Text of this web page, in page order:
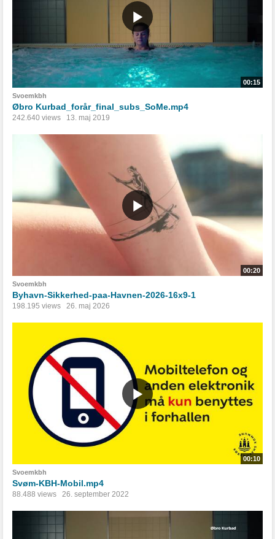
00:15
Svoemkbh
Øbro Kurbad_forår_final_subs_SoMe.mp4
242.640 views 13. maj 2019
00:20
Svoemkbh
Byhavn-Sikkerhed-paa-Havnen-2026-16x9-1
198.195 views 26. maj 2026
00:10
Svoemkbh
Svøm-KBH-Mobil.mp4
88.488 views 26. september 2022